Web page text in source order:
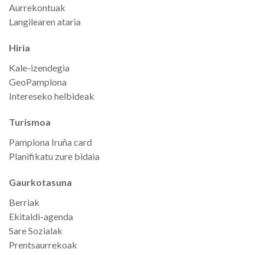
Aurrekontuak
Langilearen ataria
Hiria
Kale-izendegia
GeoPamplona
Intereseko helbideak
Turismoa
Pamplona Iruña card
Planifikatu zure bidaia
Gaurkotasuna
Berriak
Ekitaldi-agenda
Sare Sozialak
Prentsaurrekoak